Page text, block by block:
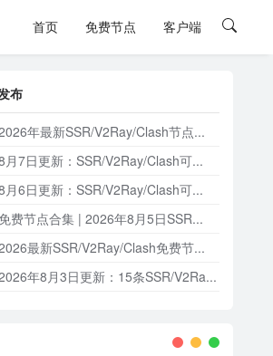
首页 免费节点 客户端
布
年最新SSR/V2Ray/Clash节点...
月7日更新：SSR/V2Ray/Clash可...
月6日更新：SSR/V2Ray/Clash可...
免费节点合集 | 2026年8月5日SSR...
最新SSR/V2Ray/Clash免费节...
年8月3日更新：15条SSR/V2Ra...